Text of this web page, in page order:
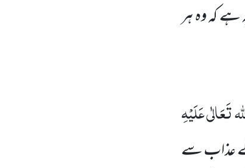
ہے کہ وہ ہر
تَعَالٰی عَلَیْہِ
عذاب سے